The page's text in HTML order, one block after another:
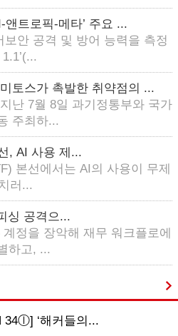
앤트로픽-메타’ 주요 ...
안 공격 및 방어 능력을 측정
토스가 촉발한 취약점의 ...
난 7월 8일 과기정통부와 국가
주최하...
, AI 사용 제...
본선에서는 AI의 사용이 무제
러...
싱 공격으...
정을 장악해 재무 워크플로에
하고, ...
34ⓛ] ‘해커들의...